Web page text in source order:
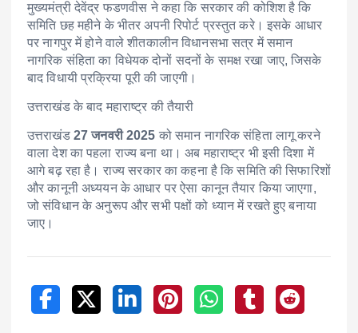
मुख्यमंत्री देवेंद्र फडणवीस ने कहा कि सरकार की कोशिश है कि
समिति छह महीने के भीतर अपनी रिपोर्ट प्रस्तुत करे। इसके आधार
पर नागपुर में होने वाले शीतकालीन विधानसभा सत्र में समान
नागरिक संहिता का विधेयक दोनों सदनों के समक्ष रखा जाए, जिसके
बाद विधायी प्रक्रिया पूरी की जाएगी।
उत्तराखंड के बाद महाराष्ट्र की तैयारी
उत्तराखंड 27 जनवरी 2025 को समान नागरिक संहिता लागू करने
वाला देश का पहला राज्य बना था। अब महाराष्ट्र भी इसी दिशा में
आगे बढ़ रहा है। राज्य सरकार का कहना है कि समिति की सिफारिशों
और कानूनी अध्ययन के आधार पर ऐसा कानून तैयार किया जाएगा,
जो संविधान के अनुरूप और सभी पक्षों को ध्यान में रखते हुए बनाया
जाए।